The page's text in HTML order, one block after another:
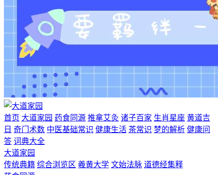
首页 大道家园 药食同源 推拿艾灸 诸子百家 生肖星座 黄道吉
日 奇门术数 中医基础常识 健康生活 茶常识 梦的解析 健康问
答 词典大全
大道家园
传统典籍 综合浏览区 羲黄大学 文始法脉 道德经集释